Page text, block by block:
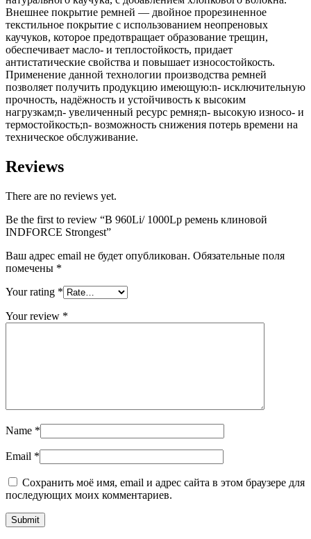
Внешнее покрытие ремней — двойное прорезиненное
текстильное покрытие с использованием неопреновых
каучуков, которое предотвращает образование трещин,
обеспечивает масло- и теплостойкость, придает
антистатические свойства и повышает износостойкость.
Применение данной технологии производства ремней
позволяет получить продукцию имеющую:n- исключительную
прочность, надёжность и устойчивость к высоким
нагрузкам;n- увеличенный ресурс ремня;n- высокую износо- и
термостойкость;n- возможность снижения потерь времени на
техническое обслуживание.
Reviews
There are no reviews yet.
Be the first to review “B 960Li/ 1000Lp ремень клиновой
INDFORCE Strongest”
Ваш адрес email не будет опубликован. Обязательные поля
помечены *
Your rating *
Your review *
Name *
Email *
Сохранить моё имя, email и адрес сайта в этом браузере для
последующих моих комментариев.